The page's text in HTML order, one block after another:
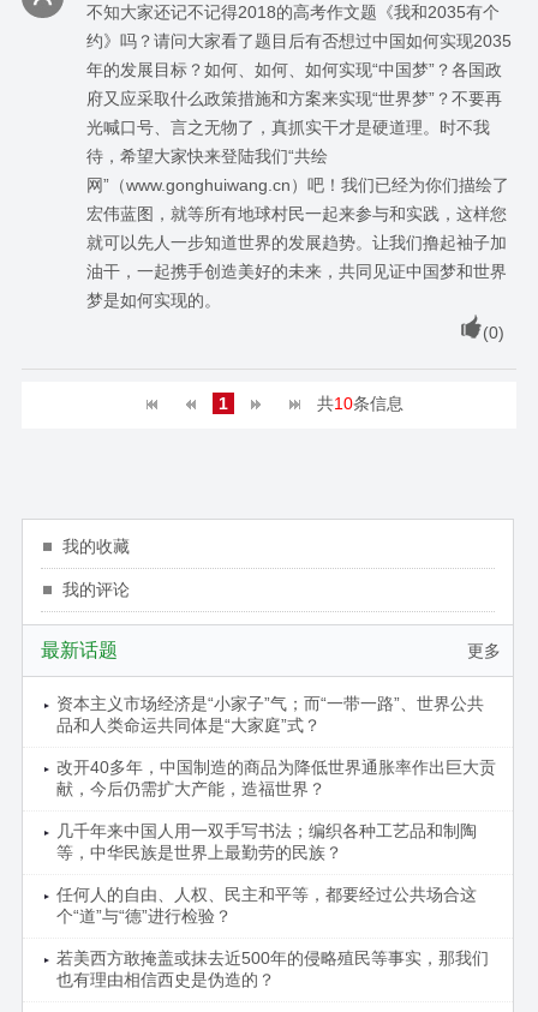
不知大家还记不记得2018的高考作文题《我和2035有个
约》吗？请问大家看了题目后有否想过中国如何实现2035
年的发展目标？如何、如何、如何实现“中国梦”？各国政
府又应采取什么政策措施和方案来实现“世界梦”？不要再
光喊口号、言之无物了，真抓实干才是硬道理。时不我
待，希望大家快来登陆我们“共绘
网”（www.gonghuiwang.cn）吧！我们已经为你们描绘了
宏伟蓝图，就等所有地球村民一起来参与和实践，这样您
就可以先人一步知道世界的发展趋势。让我们撸起袖子加
油干，一起携手创造美好的未来，共同见证中国梦和世界
梦是如何实现的。
(0)
1 共10条信息
我的收藏
我的评论
更多
最新话题
资本主义市场经济是“小家子”气；而“一带一路”、世界公共
品和人类命运共同体是“大家庭”式？
改开40多年，中国制造的商品为降低世界通胀率作出巨大贡
献，今后仍需扩大产能，造福世界？
几千年来中国人用一双手写书法；编织各种工艺品和制陶
等，中华民族是世界上最勤劳的民族？
任何人的自由、人权、民主和平等，都要经过公共场合这
个“道”与“德”进行检验？
若美西方敢掩盖或抹去近500年的侵略殖民等事实，那我们
也有理由相信西史是伪造的？